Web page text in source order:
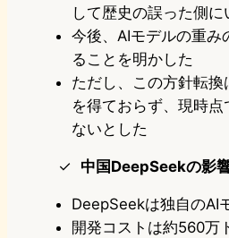
して歴史の誤った側に
今後、AIモデルの重み
ることを明かした
ただし、この方針転
を得ておらず、現時
ないとした
中国DeepSeekの影
DeepSeekは独自のAI
開発コストは約560万